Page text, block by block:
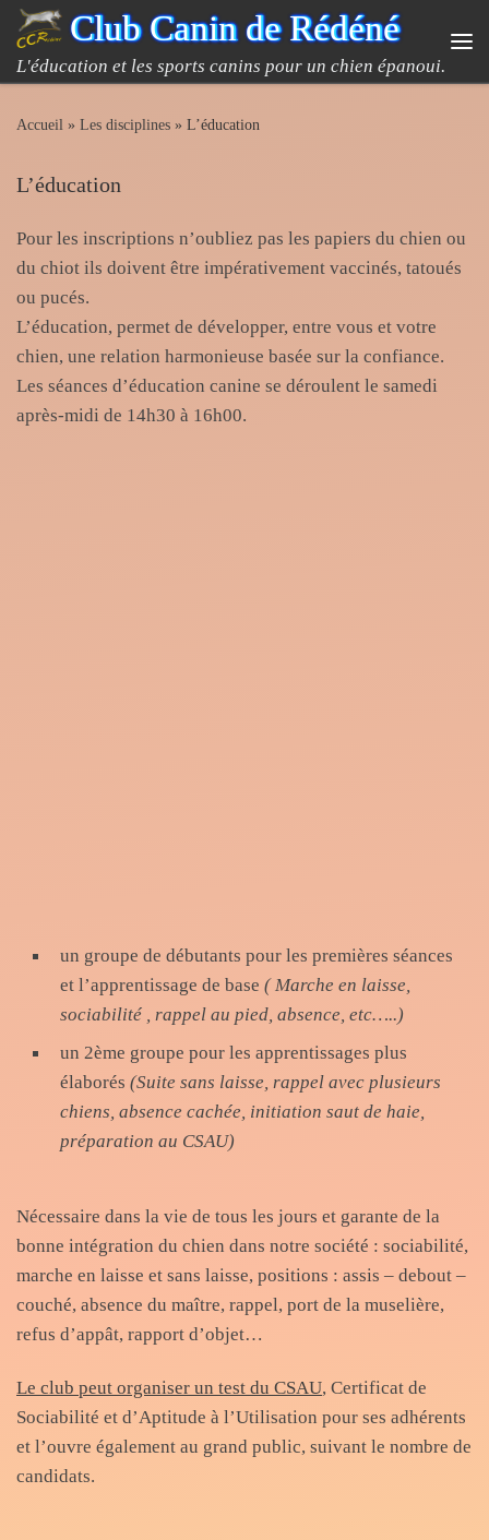
Passer au contenu
Club Canin de Rédéné
L'éducation et les sports canins pour un chien épanoui.
Accueil » Les disciplines » L’éducation
L’éducation
Pour les inscriptions n’oubliez pas les papiers du chien ou
du chiot ils doivent être impérativement vaccinés, tatoués
ou pucés.
L’éducation, permet de développer, entre vous et votre
chien, une relation harmonieuse basée sur la confiance.
Les séances d’éducation canine se déroulent le samedi
après-midi de 14h30 à 16h00.
un groupe de débutants pour les premières séances
et l’apprentissage de base ( Marche en laisse,
sociabilité , rappel au pied, absence, etc…..)
un 2ème groupe pour les apprentissages plus
élaborés (Suite sans laisse, rappel avec plusieurs
chiens, absence cachée, initiation saut de haie,
préparation au CSAU)
Nécessaire dans la vie de tous les jours et garante de la
bonne intégration du chien dans notre société : sociabilité,
marche en laisse et sans laisse, positions : assis – debout –
couché, absence du maître, rappel, port de la muselière,
refus d’appât, rapport d’objet…
Le club peut organiser un test du CSAU, Certificat de
Sociabilité et d’Aptitude à l’Utilisation pour ses adhérents
et l’ouvre également au grand public, suivant le nombre de
candidats.